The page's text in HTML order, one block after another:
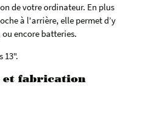
de votre ordinateur. En plus
à l'arrière, elle permet d’y
encore batteries.
13".
et fabrication